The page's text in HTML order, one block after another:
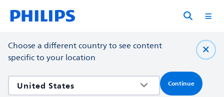
Choose a different country to see content
specific to your location
Continue